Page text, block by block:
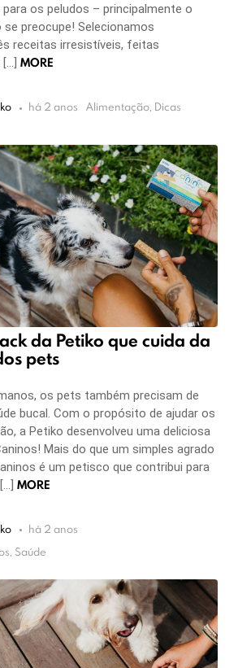
os peludos – principalmente o
preocupe! Selecionamos
receitas irresistíveis, feitas
MORE
há 2 anos Alimentação, Dicas
da Petiko que cuida da
pets
os pets também precisam de
bucal. Com o propósito de ajudar os
a Petiko desenvolveu uma deliciosa
Mais do que um simples agrado
é um petisco que contribui para
MORE
há 2 anos
Saúde